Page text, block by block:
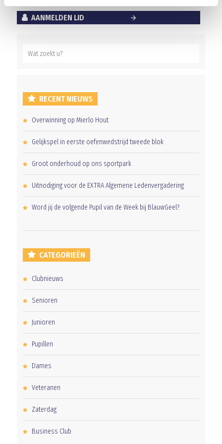
AANMELDEN LID
RECENT NIEUWS
Overwinning op Mierlo Hout
Gelijkspel in eerste oefenwedstrijd tweede blok
Groot onderhoud op ons sportpark
Uitnodiging voor de EXTRA Algemene Ledenvergadering
Word jij de volgende Pupil van de Week bij BlauwGeel?
CATEGORIEËN
Clubnieuws
Senioren
Junioren
Pupillen
Dames
Veteranen
Zaterdag
Business Club